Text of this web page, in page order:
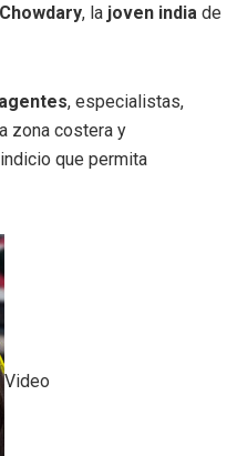
, la joven india de
, especialistas,
zona costera y
que permita
Video